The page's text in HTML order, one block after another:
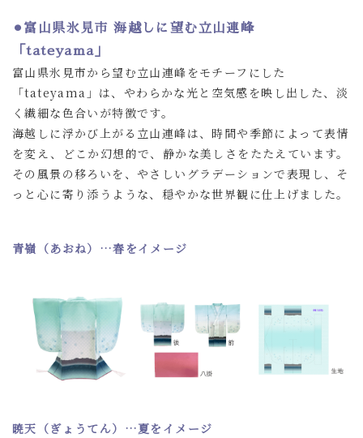
⚫︎富山県氷見市 海越しに望む立山連峰
「tateyama
富山県氷見市から望む立山連峰をモチーフにした
「tateyama」は、やわらかな光と空気感を映し出した、淡
く繊細な色合いが特徴です。
海越しに浮かび上がる立山連峰は、時間や季節によって表情
を変え、どこか幻想的で、静かな美しさをたたえています。
その風景の移ろいを、やさしいグラデーションで表現し、そ
っと心に寄り添うような、穏やかな世界観に仕上げました。
青嶺（あおね）…春をイメージ
暁天（ぎょうてん）…夏をイメージ